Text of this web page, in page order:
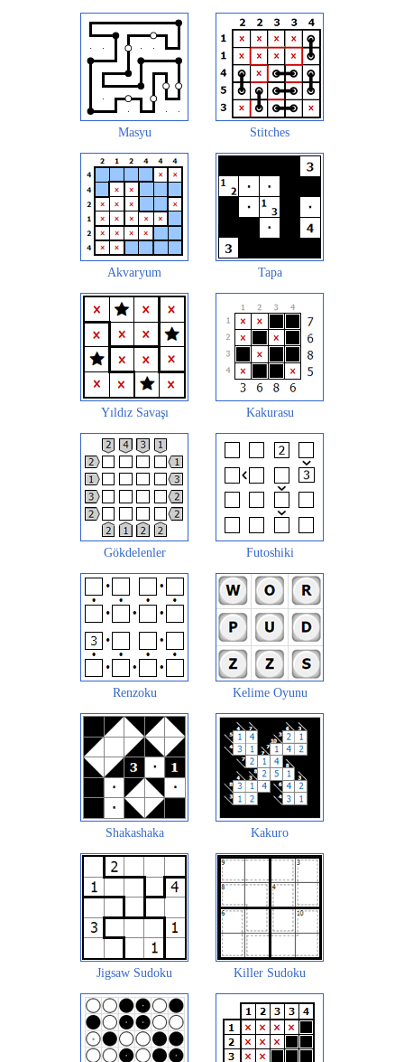
Masyu Stitches
Akvaryum Tapa
Yıldız Savaşı Kakurasu
Gökdelenler Futoshiki
Renzoku Kelime Oyunu
Shakashaka Kakuro
Jigsaw Sudoku Killer Sudoku